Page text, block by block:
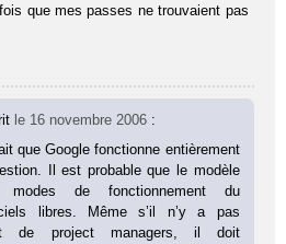
que mes passes ne trouvaient pas
le 16 novembre 2006 :
que Google fonctionne entièrement
Il est probable que le modèle
modes de fonctionnement du
libres. Même s’il n’y a pas
de project managers, il doit